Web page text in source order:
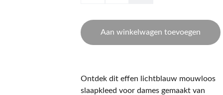
Aan winkelwagen toevoegen
Ontdek dit effen lichtblauw mouwloos
slaapkleed voor dames gemaakt van